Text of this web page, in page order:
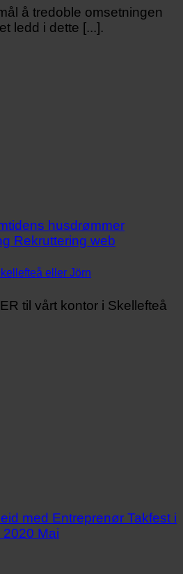
å tredoble omsetningen
ledd i dette [...].
eller Jörn
til vårt kontor i Skellefteå